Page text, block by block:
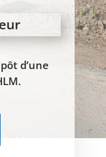
d’une